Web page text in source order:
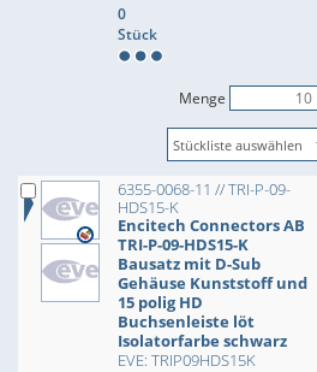
0
Stück
Menge
6355-0068-11 // TRI-P-09-
HDS15-K
Encitech Connectors AB
TRI-P-09-HDS15-K
Bausatz mit D-Sub
Gehäuse Kunststoff und
15 polig HD
Buchsenleiste löt
Isolatorfarbe schwarz
EVE: TRIP09HDS15K